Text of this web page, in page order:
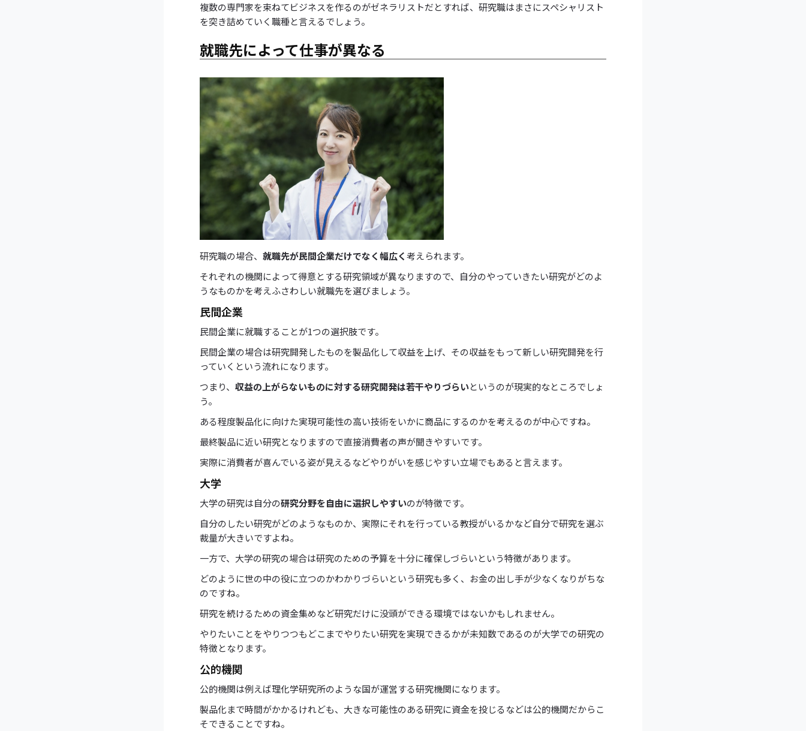
複数の専門家を束ねてビジネスを作るのがゼネラリストだとすれば、研究職はまさにスペシャリスト
を突き詰めていく職種と言えるでしょう。
就職先によって仕事が異なる
研究職の場合、就職先が民間企業だけでなく幅広く考えられます。
それぞれの機関によって得意とする研究領域が異なりますので、自分のやっていきたい研究がどのよ
うなものかを考えふさわしい就職先を選びましょう。
民間企業
民間企業に就職することが1つの選択肢です。
民間企業の場合は研究開発したものを製品化して収益を上げ、その収益をもって新しい研究開発を行
っていくという流れになります。
つまり、収益の上がらないものに対する研究開発は若干やりづらいというのが現実的なところでしょ
う。
ある程度製品化に向けた実現可能性の高い技術をいかに商品にするのかを考えるのが中心ですね。
最終製品に近い研究となりますので直接消費者の声が聞きやすいです。
実際に消費者が喜んでいる姿が見えるなどやりがいを感じやすい立場でもあると言えます。
大学
大学の研究は自分の研究分野を自由に選択しやすいのが特徴です。
自分のしたい研究がどのようなものか、実際にそれを行っている教授がいるかなど自分で研究を選ぶ
裁量が大きいですよね。
一方で、大学の研究の場合は研究のための予算を十分に確保しづらいという特徴があります。
どのように世の中の役に立つのかわかりづらいという研究も多く、お金の出し手が少なくなりがちな
のですね。
研究を続けるための資金集めなど研究だけに没頭ができる環境ではないかもしれません。
やりたいことをやりつつもどこまでやりたい研究を実現できるかが未知数であるのが大学での研究の
特徴となります。
公的機関
公的機関は例えば理化学研究所のような国が運営する研究機関になります。
製品化まで時間がかかるけれども、大きな可能性のある研究に資金を投じるなどは公的機関だからこ
そできることですね。